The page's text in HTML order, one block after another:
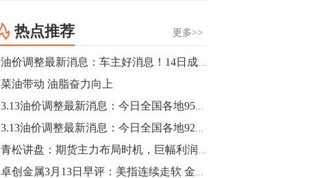
跌幅达6%，报689.5元/吨，刷新近两个月
低位。
14:20
方正有色研究团队：高度重视贵金属的阶
段性机会。自年初以来沪金上涨16.93%，
更多>>
热点推荐
油价调整最新消息：车主好消息！14日成品油价有望搁浅！
菜油带动 油脂奋力向上
3.13油价调整最新消息：今日全国各地95号汽油价格查询一览
3.13油价调整最新消息：今日全国各地92号汽油价格查询一览
青松讲盘：期货主力布局时机，巨幅利润逐渐跟进
卓创金属3月13日早评：美指连续走软 金属全线收红